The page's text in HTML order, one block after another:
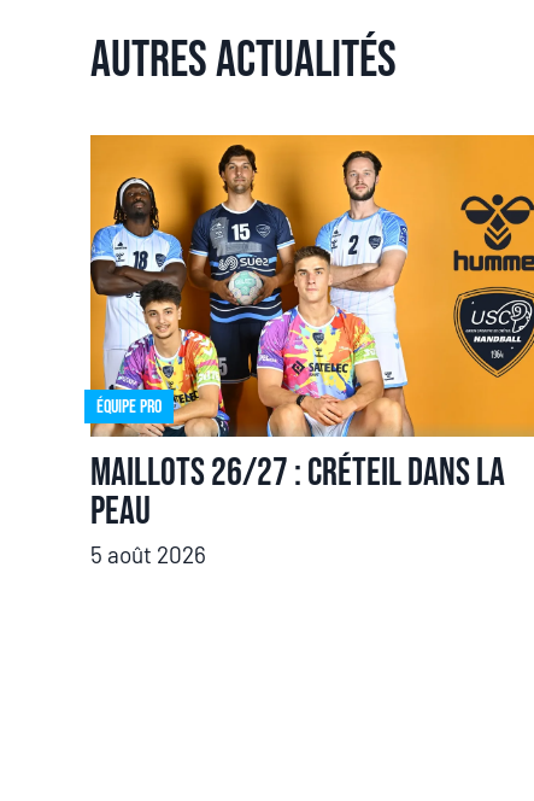
Autres actualités
Équipe pro
Maillots 26/27 : Créteil dans la
peau
5 août 2026